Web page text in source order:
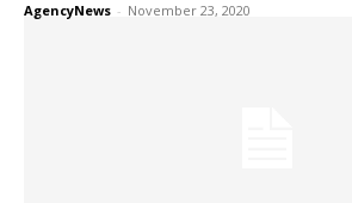
AgencyNews - November 23, 2020